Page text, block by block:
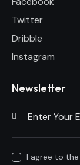
Twitter
Dribble
Instagram
Newsletter
I agree to the